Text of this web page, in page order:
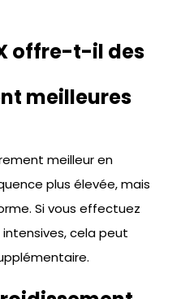
offre-t-il des
meilleures
meilleur en
plus élevée, mais
Si vous effectuez
cela peut